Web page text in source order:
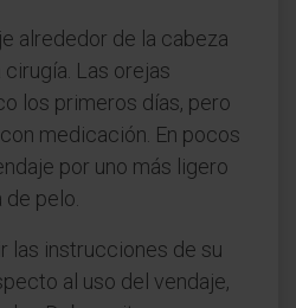
alrededor de la cabeza
cirugía. Las orejas
los primeros días, pero
medicación. En pocos
por uno más ligero
pelo.
las instrucciones de su
al uso del vendaje,